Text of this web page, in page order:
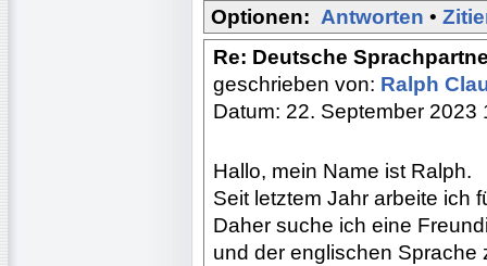
Optionen: Antworten •
Re: Deutsche
geschrieben von: Ralph
Datum: 22. September 2023
Hallo, mein Name ist Ralph.
Seit letztem Jahr arbeite ich
Daher suche ich eine
und der englischen Sprache